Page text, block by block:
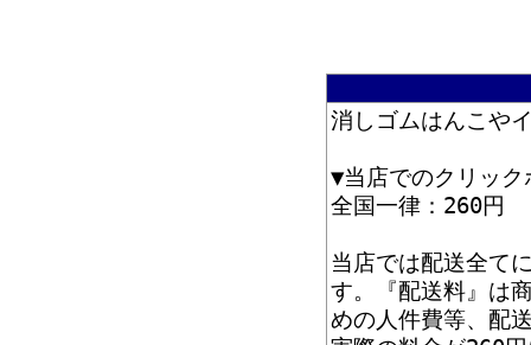
消しゴムはんこや
▼当店でのクリッ
全国一律：260円
当店では配送全て
す。『配送料』は
めの人件費等、配